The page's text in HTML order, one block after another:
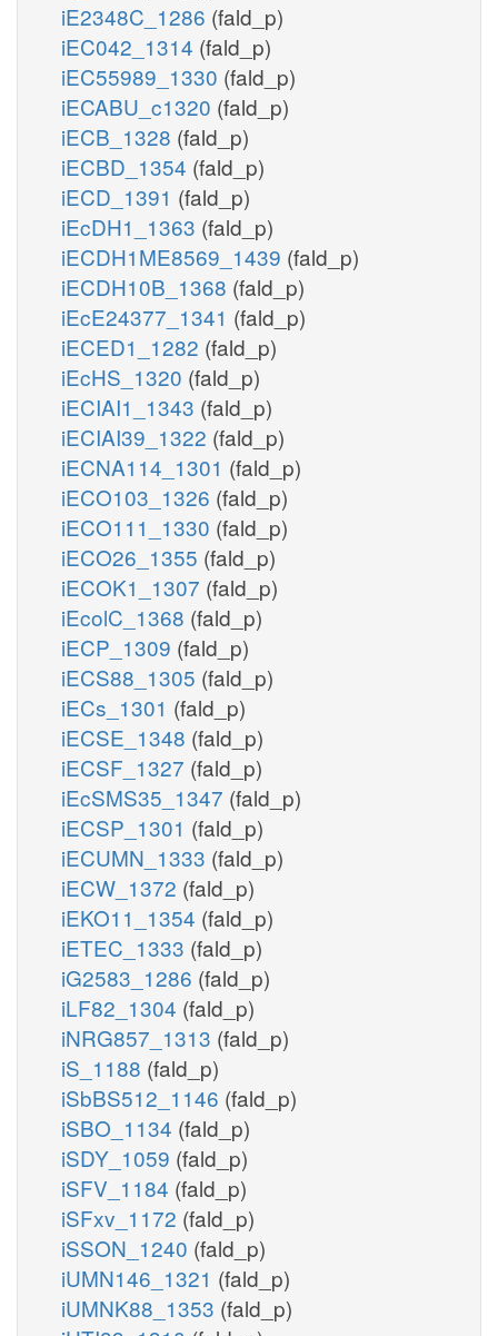
iE2348C_1286 (fald_p)
iEC042_1314 (fald_p)
iEC55989_1330 (fald_p)
iECABU_c1320 (fald_p)
iECB_1328 (fald_p)
iECBD_1354 (fald_p)
iECD_1391 (fald_p)
iEcDH1_1363 (fald_p)
iECDH1ME8569_1439 (fald_p)
iECDH10B_1368 (fald_p)
iEcE24377_1341 (fald_p)
iECED1_1282 (fald_p)
iEcHS_1320 (fald_p)
iECIAI1_1343 (fald_p)
iECIAI39_1322 (fald_p)
iECNA114_1301 (fald_p)
iECO103_1326 (fald_p)
iECO111_1330 (fald_p)
iECO26_1355 (fald_p)
iECOK1_1307 (fald_p)
iEcolC_1368 (fald_p)
iECP_1309 (fald_p)
iECS88_1305 (fald_p)
iECs_1301 (fald_p)
iECSE_1348 (fald_p)
iECSF_1327 (fald_p)
iEcSMS35_1347 (fald_p)
iECSP_1301 (fald_p)
iECUMN_1333 (fald_p)
iECW_1372 (fald_p)
iEKO11_1354 (fald_p)
iETEC_1333 (fald_p)
iG2583_1286 (fald_p)
iLF82_1304 (fald_p)
iNRG857_1313 (fald_p)
iS_1188 (fald_p)
iSbBS512_1146 (fald_p)
iSBO_1134 (fald_p)
iSDY_1059 (fald_p)
iSFV_1184 (fald_p)
iSFxv_1172 (fald_p)
iSSON_1240 (fald_p)
iUMN146_1321 (fald_p)
iUMNK88_1353 (fald_p)